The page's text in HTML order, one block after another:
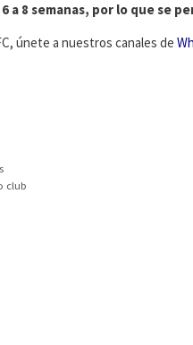
6 a 8 semanas, por lo que se
únete a nuestros canales de
club